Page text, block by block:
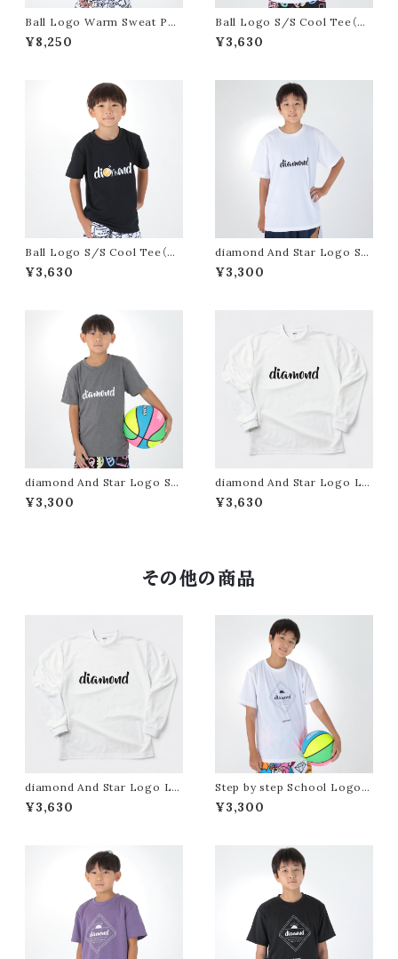
Ball Logo Warm Sweat Par
ka（Ash）
¥8,250
Ball Logo S/S Cool Tee（W
hite）
¥3,630
Ball Logo S/S Cool Tee（Bl
ack）
¥3,630
diamond And Star Logo S/
S Cool Tee（White）
¥3,300
diamond And Star Logo S/
S Cool Tee（Mix Gray）
¥3,300
diamond And Star Logo L/
S Cool Tee（White）
¥3,630
その他の商品
diamond And Star Logo L/
S Cool Tee（White）
¥3,630
Step by step School Logo
S/S Cool Tee（White）
¥3,300